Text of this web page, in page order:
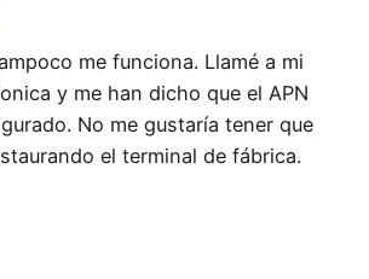
me funciona. Llamé a mi
y me han dicho que el APN
No me gustaría tener que
el terminal de fábrica.